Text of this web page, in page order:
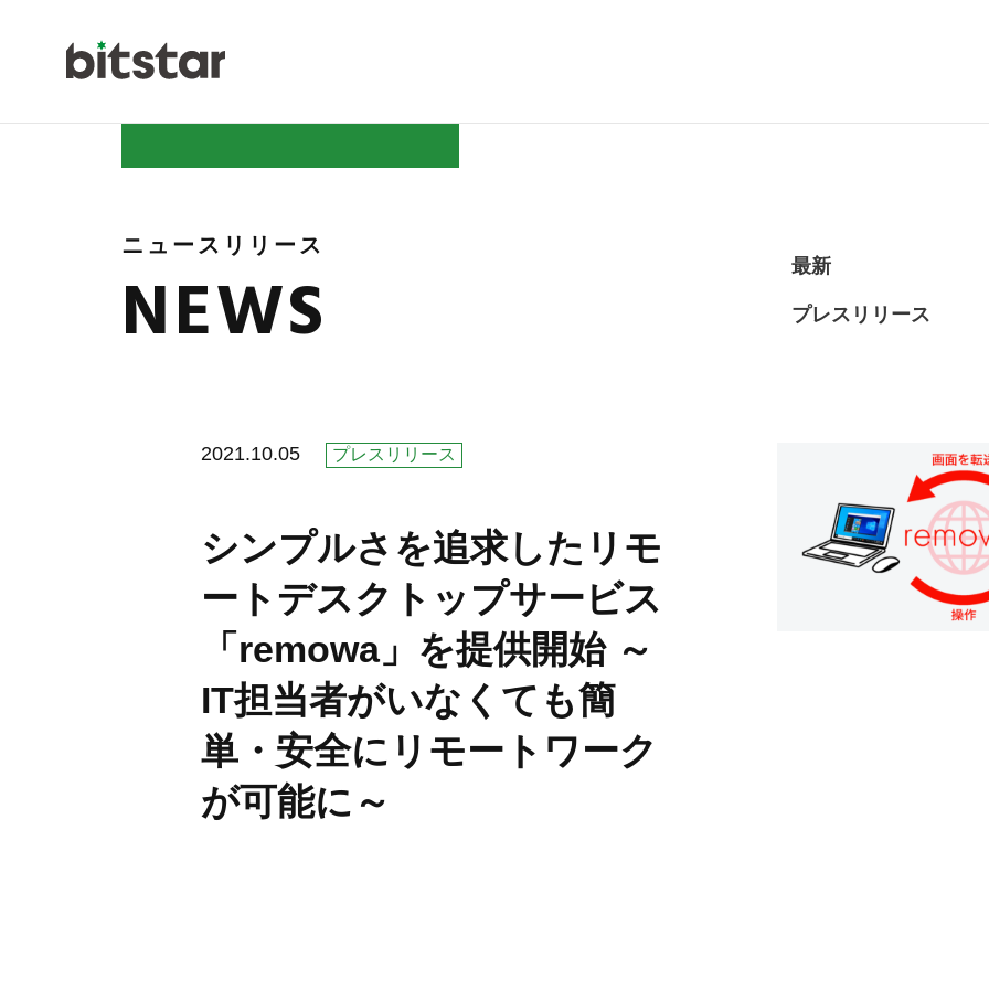
NEWS
BUSINESS
WORKS
ACTION
サイトマップ
ニュースリリース
NEWS 最新
プレスリリース
2021.10.05 プレスリリース
シンプルさを追求したリモ
ートデスクトップサービス
「remowa」を提供開始 ～
IT担当者がいなくても簡
単・安全にリモートワーク
が可能に～